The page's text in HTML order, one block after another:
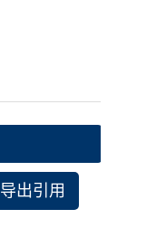
导出引用